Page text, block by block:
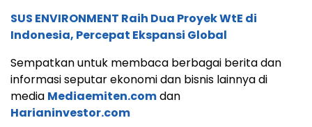
SUS ENVIRONMENT Raih Dua Proyek WtE di
Indonesia, Percepat Ekspansi Global
Sempatkan untuk membaca berbagai berita dan
informasi seputar ekonomi dan bisnis lainnya di
media Mediaemiten.comdan
Harianinvestor.com